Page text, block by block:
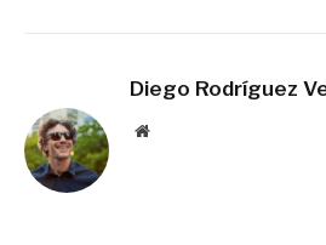
Diego Rodríguez
Website